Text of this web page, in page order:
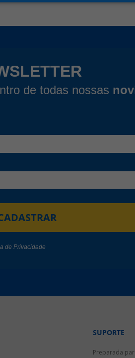
de todas nossas
de Privacidade
SUPORTE
Preparada